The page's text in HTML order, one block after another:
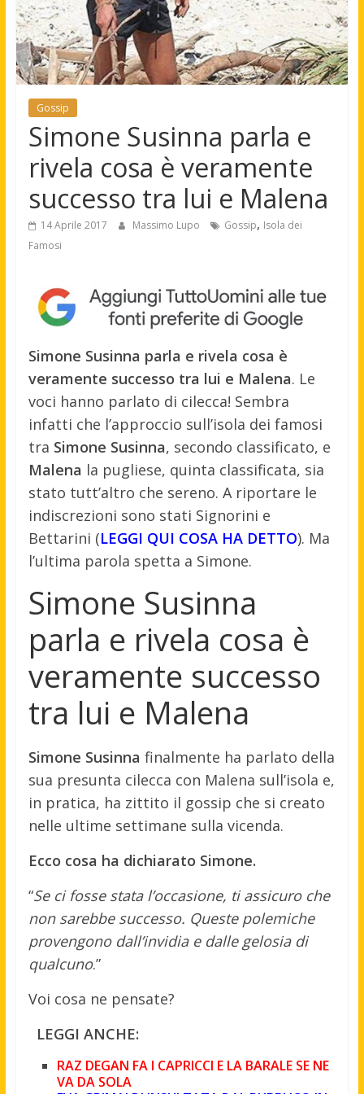
Gossip
Simone Susinna parla e
rivela cosa è veramente
successo tra lui e Malena
14 Aprile 2017 Massimo Lupo Gossip, Isola dei
Famosi
Simone Susinna parla e rivela cosa è
veramente successo tra lui e Malena. Le
voci hanno parlato di cilecca! Sembra
infatti che l’approccio sull’isola dei famosi
tra Simone Susinna, secondo classificato, e
Malena la pugliese, quinta classificata, sia
stato tutt’altro che sereno. A riportare le
indiscrezioni sono stati Signorini e
Bettarini (LEGGI QUI COSA HA DETTO). Ma
l’ultima parola spetta a Simone.
Simone Susinna
parla e rivela cosa è
veramente successo
tra lui e Malena
Simone Susinna finalmente ha parlato della
sua presunta cilecca con Malena sull’isola e,
in pratica, ha zittito il gossip che si creato
nelle ultime settimane sulla vicenda.
Ecco cosa ha dichiarato Simone.
“Se ci fosse stata l’occasione, ti assicuro che
non sarebbe successo. Queste polemiche
provengono dall’invidia e dalle gelosia di
qualcuno.”
Voi cosa ne pensate?
LEGGI ANCHE:
RAZ DEGAN FA I CAPRICCI E LA BARALE SE NE
VA DA SOLA